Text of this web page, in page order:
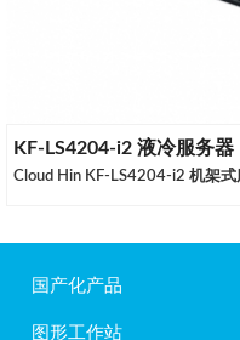
KF-LS4204-i2 液冷服务器
国产化产品
图形工作站